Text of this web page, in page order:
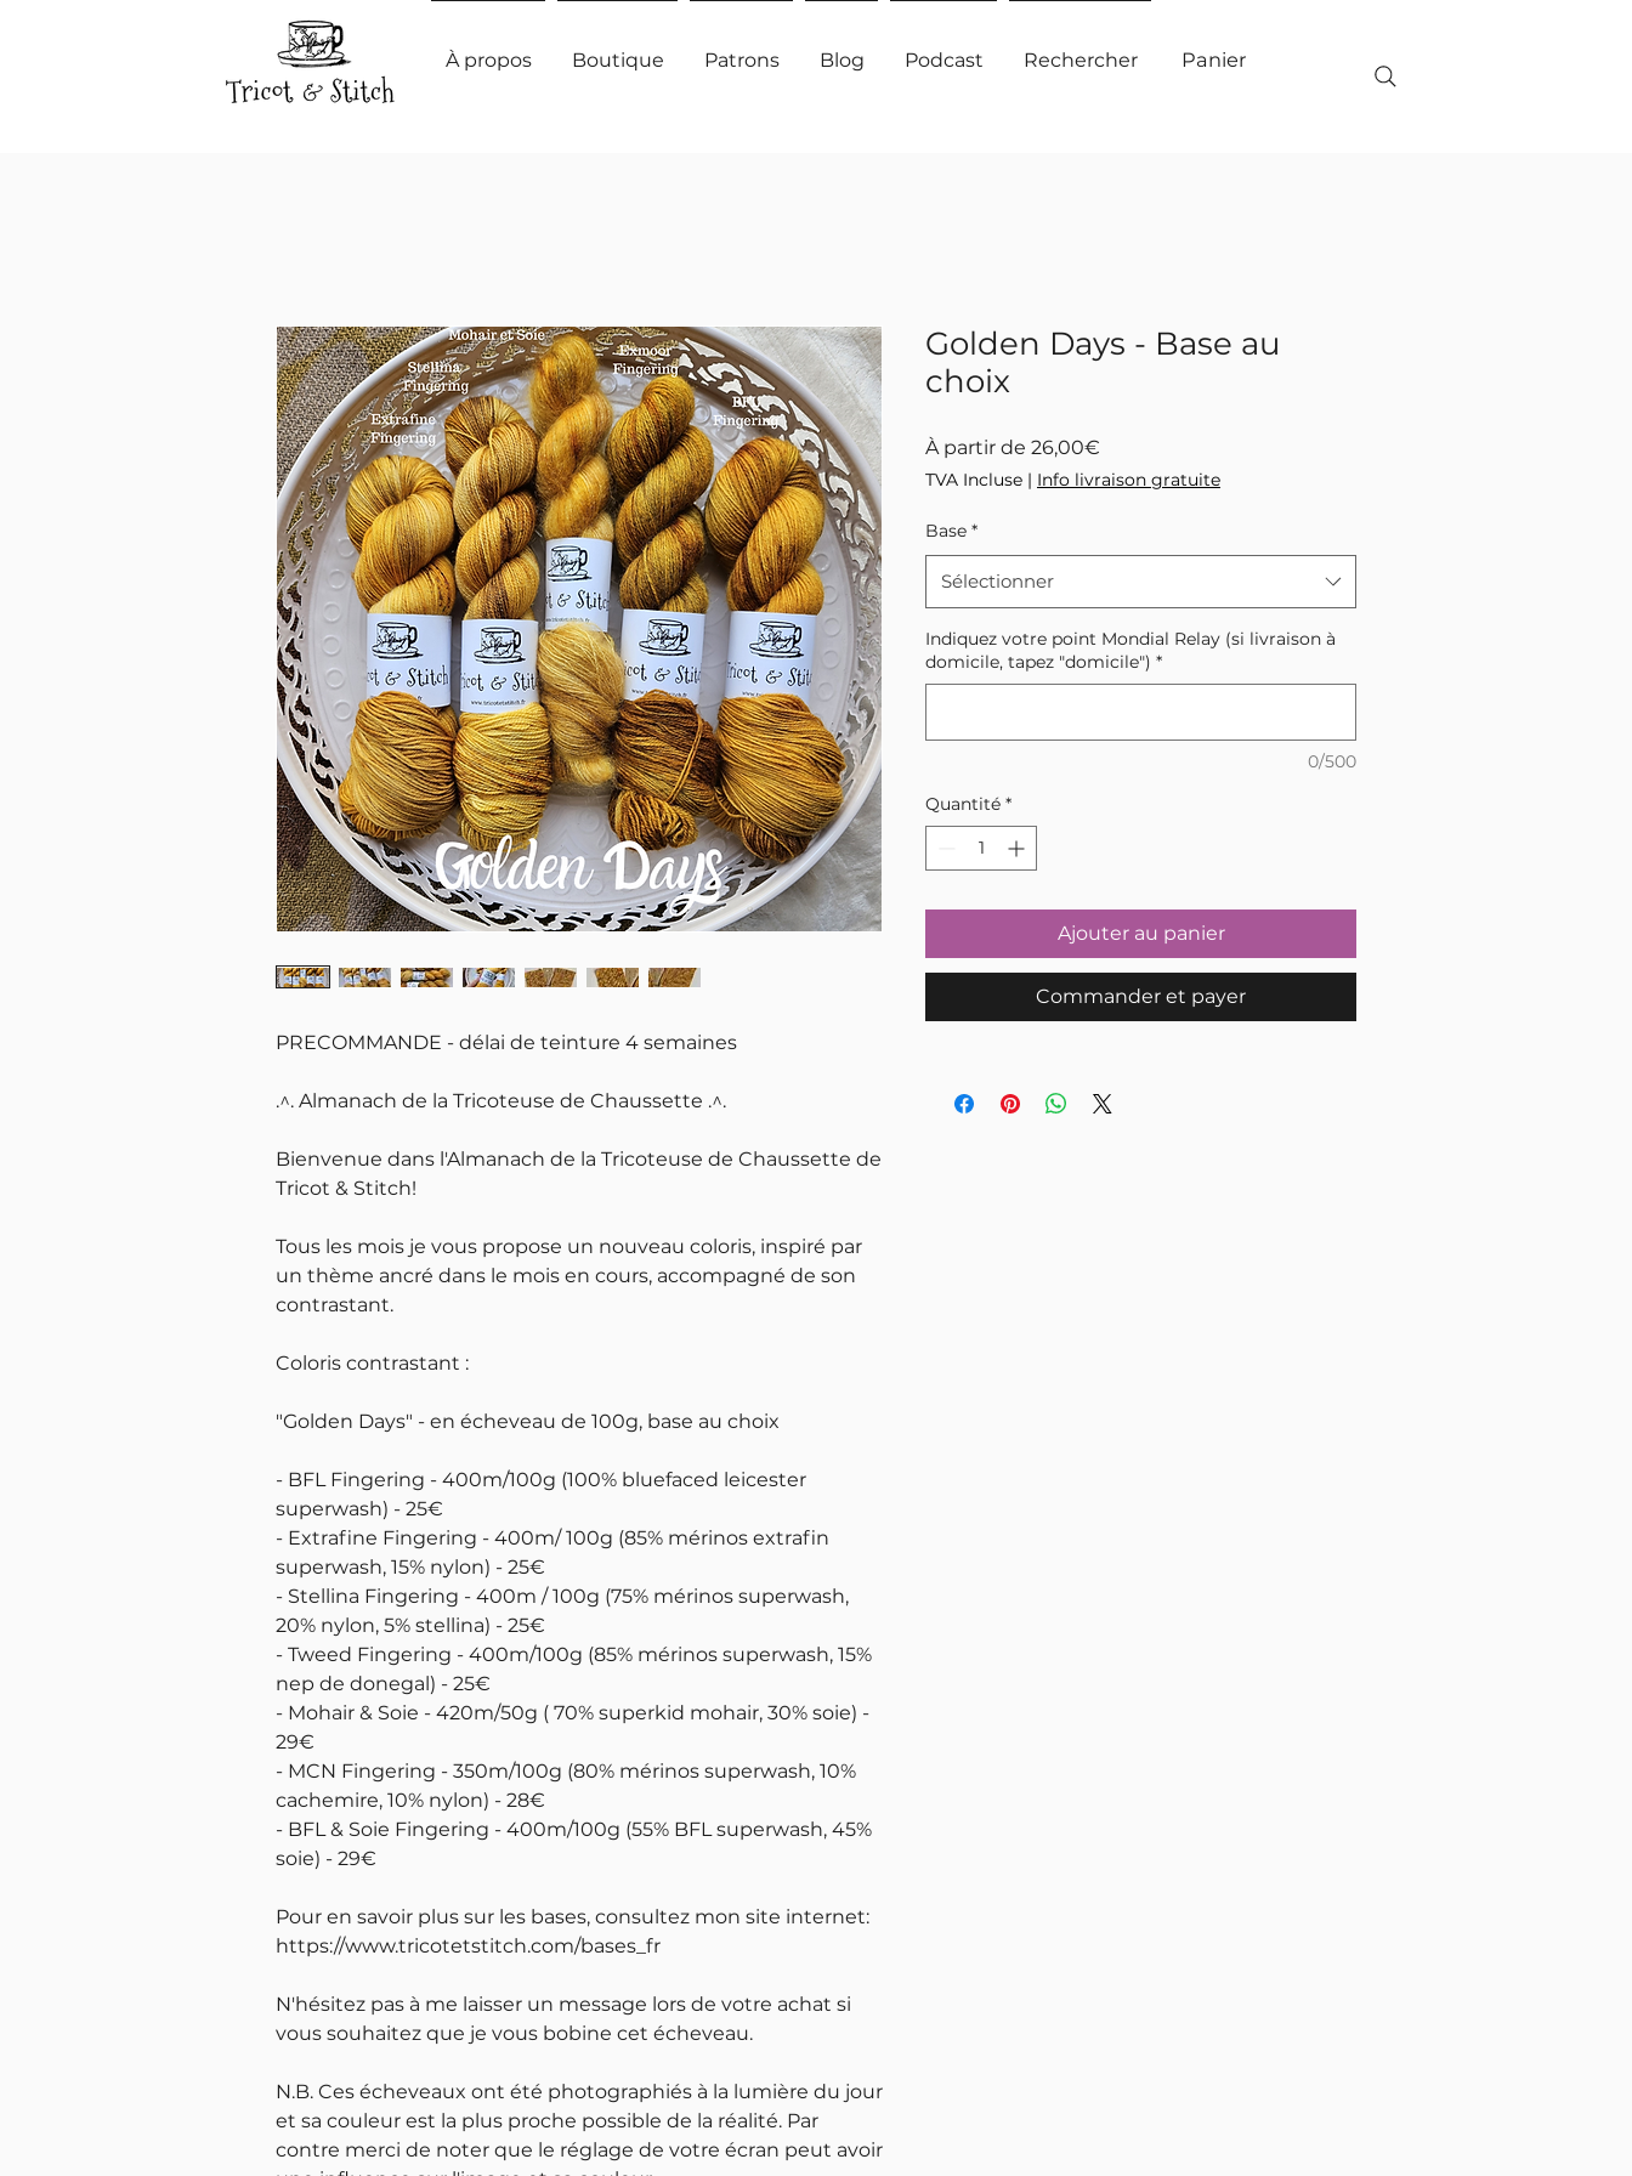
À propos Boutique Patrons Blog Podcast Rechercher Panier
PRECOMMANDE - délai de teinture 4 semaines
.^. Almanach de la Tricoteuse de Chaussette .^.
Bienvenue dans l'Almanach de la Tricoteuse de Chaussette de
Tricot & Stitch!
Tous les mois je vous propose un nouveau coloris, inspiré par
un thème ancré dans le mois en cours, accompagné de son
contrastant.
Coloris contrastant :
"Golden Days" - en écheveau de 100g, base au choix
- BFL Fingering - 400m/100g (100% bluefaced leicester
superwash) - 25€
- Extrafine Fingering - 400m/ 100g (85% mérinos extrafin
superwash, 15% nylon) - 25€
- Stellina Fingering - 400m / 100g (75% mérinos superwash,
20% nylon, 5% stellina) - 25€
- Tweed Fingering - 400m/100g (85% mérinos superwash, 15%
nep de donegal) - 25€
- Mohair & Soie - 420m/50g ( 70% superkid mohair, 30% soie) -
29€
- MCN Fingering - 350m/100g (80% mérinos superwash, 10%
cachemire, 10% nylon) - 28€
- BFL & Soie Fingering - 400m/100g (55% BFL superwash, 45%
soie) - 29€
Pour en savoir plus sur les bases, consultez mon site internet:
https://www.tricotetstitch.com/bases_fr
N'hésitez pas à me laisser un message lors de votre achat si
vous souhaitez que je vous bobine cet écheveau.
N.B. Ces écheveaux ont été photographiés à la lumière du jour
et sa couleur est la plus proche possible de la réalité. Par
contre merci de noter que le réglage de votre écran peut avoir
Golden Days - Base au
choix
À partir de 26,00€
promotionnel
TVA Incluse | Info livraison gratuite
Base *
Sélectionner
Indiquez votre point Mondial Relay (si livraison à
domicile, tapez "domicile") *
0/500
Quantité *
Ajouter au panier
Commander et payer